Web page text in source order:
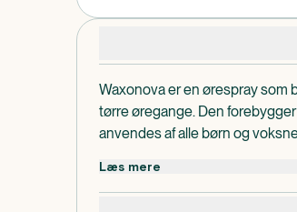
Waxonova er en ørespray som
tørre øregange. Den
anvendes af alle børn og
Waxonova er beregnet til
danner en beskyttende film i
Læs mere